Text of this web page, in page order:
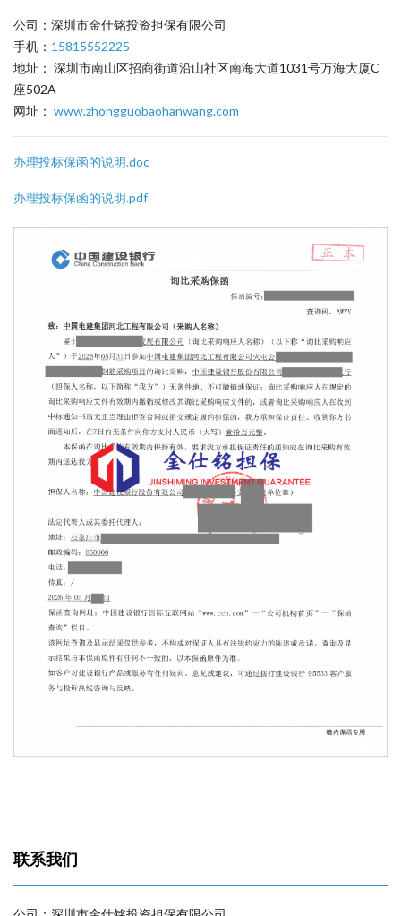
公司：深圳市金仕铭投资担保有限公司
手机： 15815552225
地址： 深圳市南山区招商街道沿山社区南海大道1031号万海大厦C
座502A
网址： www.zhongguobaohanwang.com
办理投标保函的说明.doc
办理投标保函的说明.pdf
联系我们